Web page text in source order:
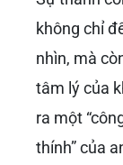
không chỉ
nhìn, mà
tâm lý của
ra một
thính” của